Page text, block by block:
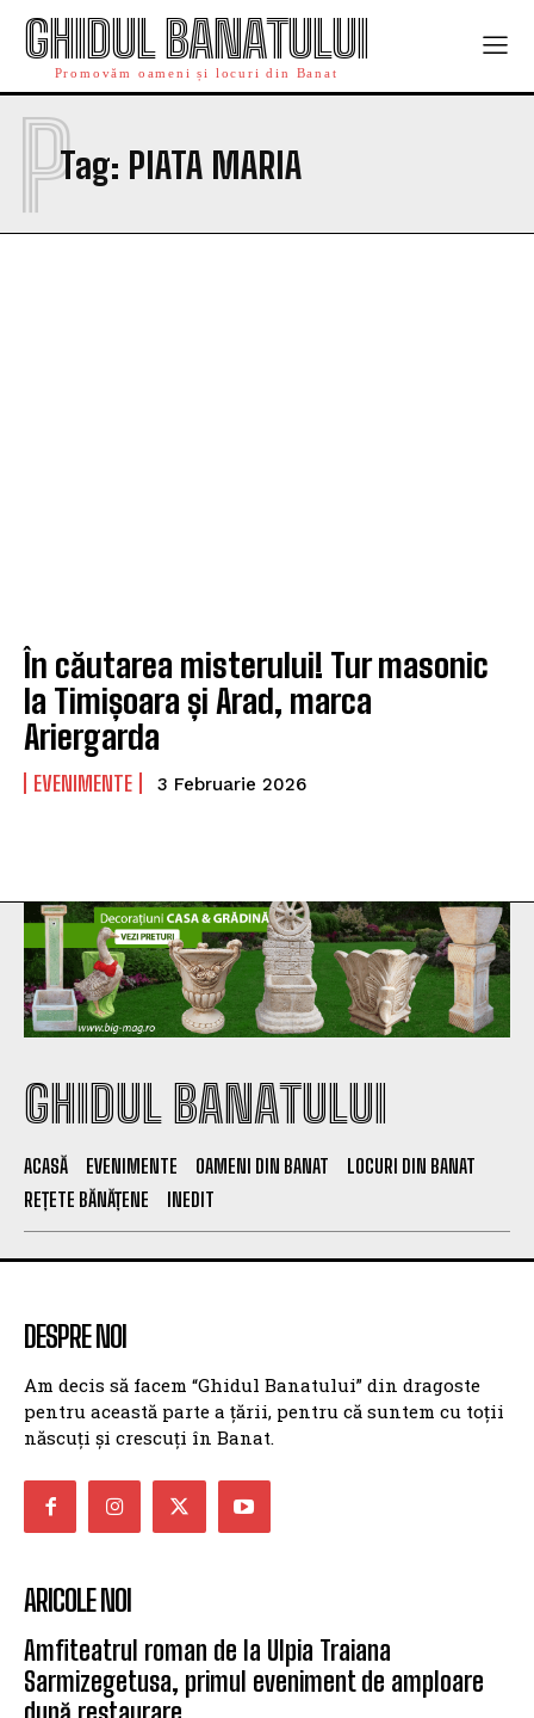
GHIDUL BANATULUI
Promovăm oameni și locuri din Banat
Tag: PIATA MARIA
P
În căutarea misterului! Tur masonic
la Timișoara și Arad, marca
Ariergarda
EVENIMENTE 3 Februarie 2026
GHIDUL BANATULUI
ACASĂ EVENIMENTE OAMENI DIN BANAT
LOCURI DIN BANAT
REȚETE BĂNĂȚENE
INEDIT
DESPRE NOI
Am decis să facem “Ghidul Banatului” din dragoste
pentru această parte a țării, pentru că suntem cu toții
născuți și crescuți în Banat.
ARICOLE NOI
Amfiteatrul roman de la Ulpia Traiana
Sarmizegetusa, primul eveniment de amploare